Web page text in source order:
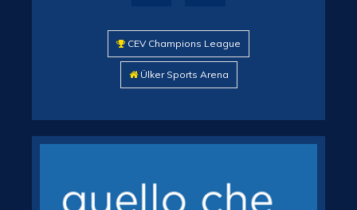
CEV Champions League
Ülker Sports Arena